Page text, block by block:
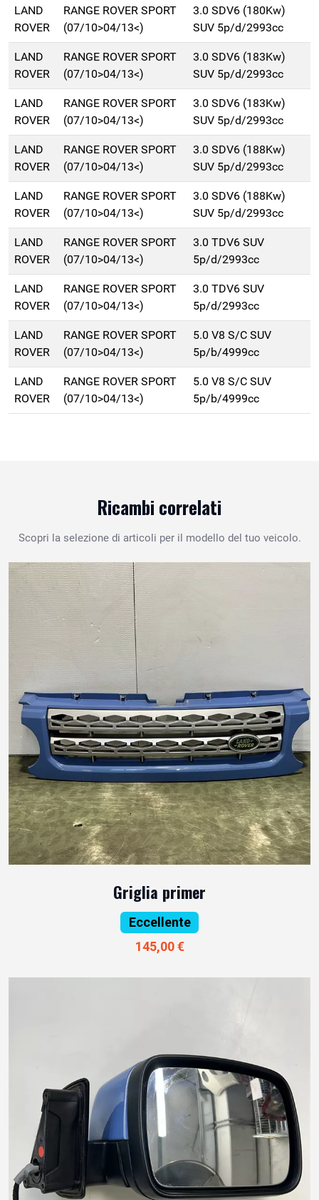
LAND
ROVER
RANGE ROVER SPORT
(07/10>04/13<)
3.0 SDV6 (180Kw)
SUV 5p/d/2993cc
LAND
ROVER
RANGE ROVER SPORT
(07/10>04/13<)
3.0 SDV6 (183Kw)
SUV 5p/d/2993cc
LAND
ROVER
RANGE ROVER SPORT
(07/10>04/13<)
3.0 SDV6 (183Kw)
SUV 5p/d/2993cc
LAND
ROVER
RANGE ROVER SPORT
(07/10>04/13<)
3.0 SDV6 (188Kw)
SUV 5p/d/2993cc
LAND
ROVER
RANGE ROVER SPORT
(07/10>04/13<)
3.0 SDV6 (188Kw)
SUV 5p/d/2993cc
LAND
ROVER
RANGE ROVER SPORT
(07/10>04/13<)
3.0 TDV6 SUV
5p/d/2993cc
LAND
ROVER
RANGE ROVER SPORT
(07/10>04/13<)
3.0 TDV6 SUV
5p/d/2993cc
LAND
ROVER
RANGE ROVER SPORT
(07/10>04/13<)
5.0 V8 S/C SUV
5p/b/4999cc
LAND
ROVER
RANGE ROVER SPORT
(07/10>04/13<)
5.0 V8 S/C SUV
5p/b/4999cc
Ricambi correlati
Scopri la selezione di articoli per il modello del tuo veicolo.
Griglia primer
Eccellente
145,00 €